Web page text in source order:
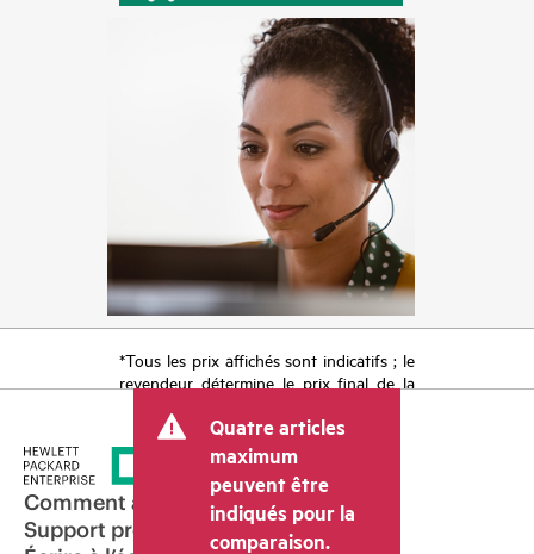
*Tous les prix affichés sont indicatifs ; le
revendeur détermine le prix final de la
tels que la TVA ou les taxes sur la vente
et les frais d’expédition. Le prix de la
transaction déterminé par le revendeur
peut varier par rapport à d’autres
revendeurs et au prix indicatif affiché.
Les prix indicatifs peuvent inclure des
Quatre articles
maximum
peuvent être
indiqués pour la
comparaison.
Comment acheter
Support produit